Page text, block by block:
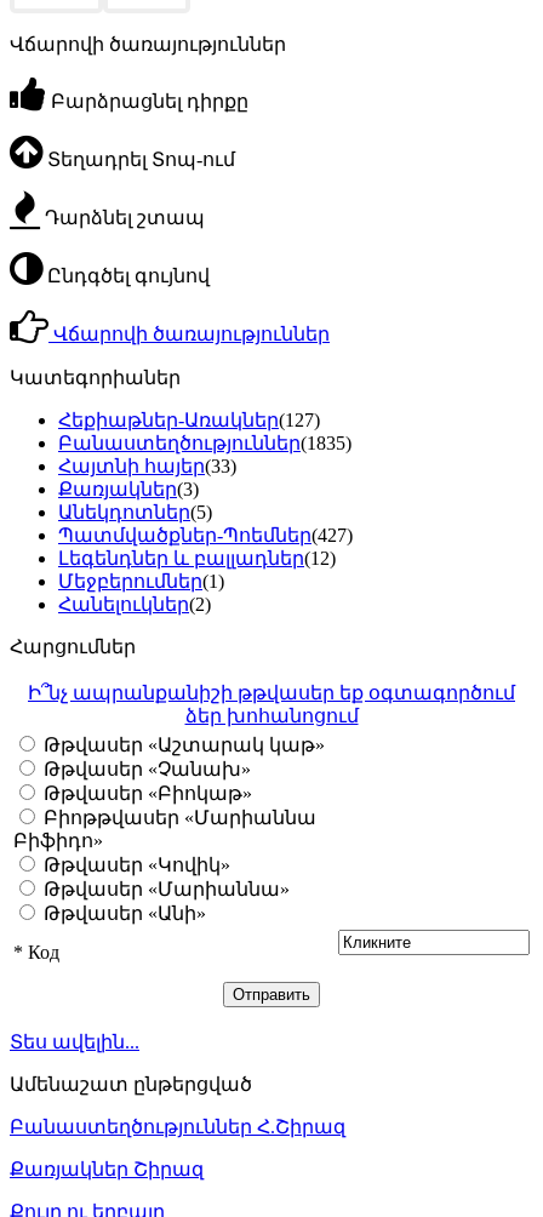
Վճարովի ծառայություններ
Բարձրացնել դիրքը
Տեղադրել Տոպ-ում
Դարձնել շտապ
Ընդգծել գույնով
Վճարովի ծառայություններ
Կատեգորիաներ
Հեքիաթներ-Առակներ(127)
Բանաստեղծություններ(1835)
Հայտնի հայեր(33)
Քառյակներ(3)
Անեկդոտներ(5)
Պատմվածքներ-Պոեմներ(427)
Լեգենդներ և բալլադներ(12)
Մեջբերումներ(1)
Հանելուկներ(2)
Հարցումներ
Ի՞նչ ապրանքանիշի թթվասեր եք օգտագործում
ձեր խոհանոցում
Թթվասեր «Աշտարակ կաթ»
Թթվասեր «Չանախ»
Թթվասեր «Բիոկաթ»
Բիոթթվասեր «Մարիաննա
Բիֆիդո»
Թթվասեր «Կովիկ»
Թթվասեր «Մարիաննա»
Թթվասեր «Անի»
* Код
Տես ավելին...
Ամենաշատ ընթերցված
Բանաստեղծություններ Հ.Շիրազ
Քառյակներ Շիրազ
Քույր ու եղբայր